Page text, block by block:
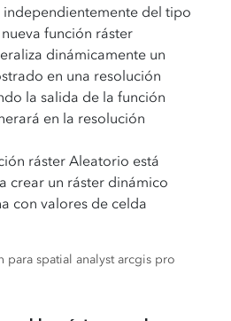
del tipo
función ráster
dinámicamente un
en una resolución
la salida de la función
en la resolución
ráster Aleatorio está
crear un ráster dinámico
con valores de celda